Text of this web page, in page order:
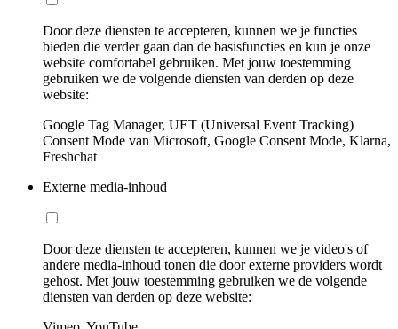
Door deze diensten te accepteren, kunnen we je functies
bieden die verder gaan dan de basisfuncties en kun je onze
website comfortabel gebruiken. Met jouw toestemming
gebruiken we de volgende diensten van derden op deze
website:
Google Tag Manager, UET (Universal Event Tracking)
Consent Mode van Microsoft, Google Consent Mode, Klarna,
Freshchat
Externe media-inhoud
Door deze diensten te accepteren, kunnen we je video's of
andere media-inhoud tonen die door externe providers wordt
gehost. Met jouw toestemming gebruiken we de volgende
diensten van derden op deze website: